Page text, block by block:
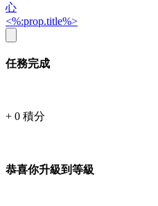
心
<%:prop.title%>
任務完成
+ 0 積分
恭喜你升級到等級